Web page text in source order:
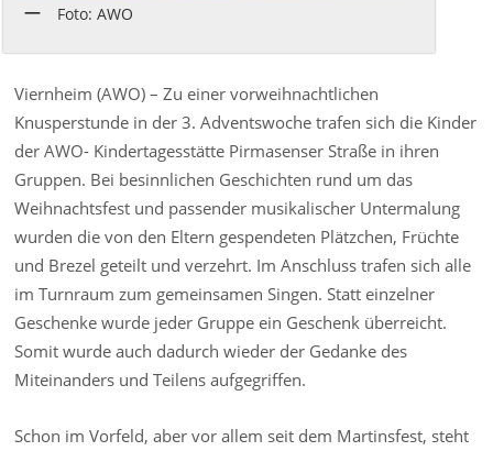
Foto: AWO
Viernheim (AWO) – Zu einer vorweihnachtlichen
Knusperstunde in der 3. Adventswoche trafen sich die Kinder
der AWO- Kindertagesstätte Pirmasenser Straße in ihren
Gruppen. Bei besinnlichen Geschichten rund um das
Weihnachtsfest und passender musikalischer Untermalung
wurden die von den Eltern gespendeten Plätzchen, Früchte
und Brezel geteilt und verzehrt. Im Anschluss trafen sich alle
im Turnraum zum gemeinsamen Singen. Statt einzelner
Geschenke wurde jeder Gruppe ein Geschenk überreicht.
Somit wurde auch dadurch wieder der Gedanke des
Miteinanders und Teilens aufgegriffen.
Schon im Vorfeld, aber vor allem seit dem Martinsfest, steht